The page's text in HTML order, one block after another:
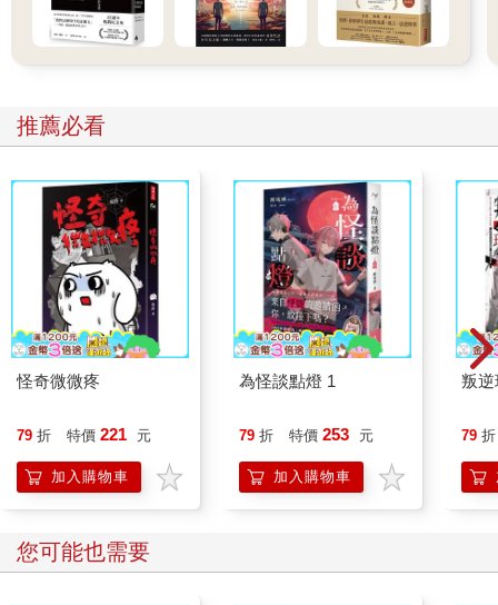
推薦必看
怪奇微微疼
79 折 特價 221 元
加入購物車
為怪談點燈 1
79 折 特價 253 元
加入購物車
叛逆
79 折
您可能也需要